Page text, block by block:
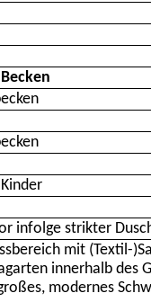
infolge strikter
mit (Textil-
innerhalb des
modernes